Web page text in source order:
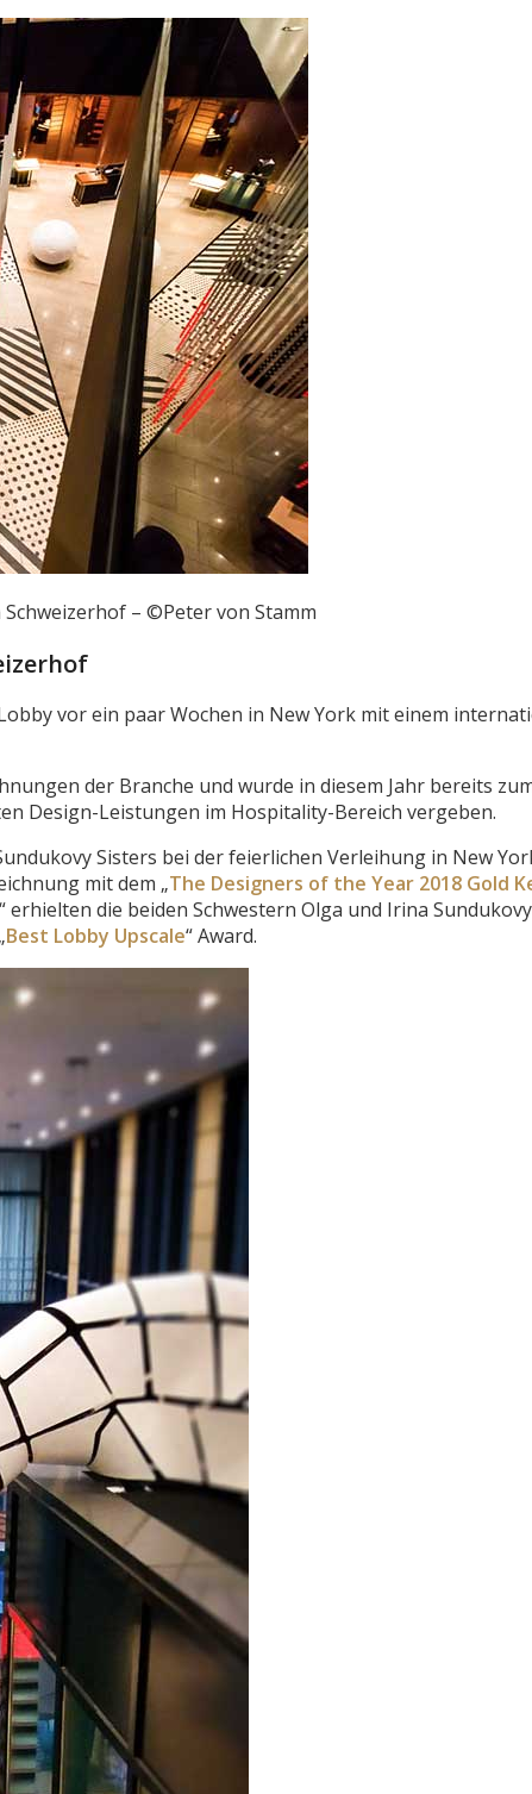
– ©Peter von Stamm
vor ein paar Wochen in New York mit einem
der Branche und wurde in diesem Jahr bereits
Design-Leistungen im Hospitality-Bereich vergeben.
Sisters bei der feierlichen Verleihung in New
mit dem „The Designers of the Year 2018 Gold
“ erhielten die beiden Schwestern Olga und Irina
Best Lobby Upscale“ Award.